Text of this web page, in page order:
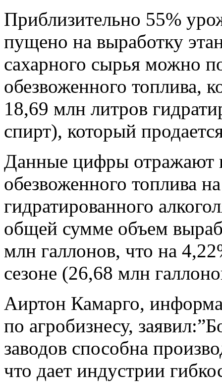
Приблизительно 55%
пущено на выработку
сахарного сырья можно
обезвоженного топлива,
18,69 млн литров
спирт), который
Данные цифры отражают
обезвоженного топлива
гидратированного
общей сумме объем
млн галлонов, что на
сезоне (26,68 млн
Аиртон Камарго,
по агробизнесу,
заводов способна
что дает индустрии